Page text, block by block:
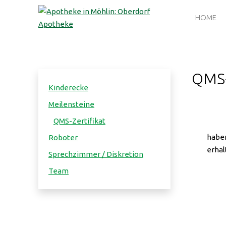
HOME
Kinderecke
Meilensteine
QMS-Zertifikat
Roboter
Sprechzimmer / Diskretion
Team